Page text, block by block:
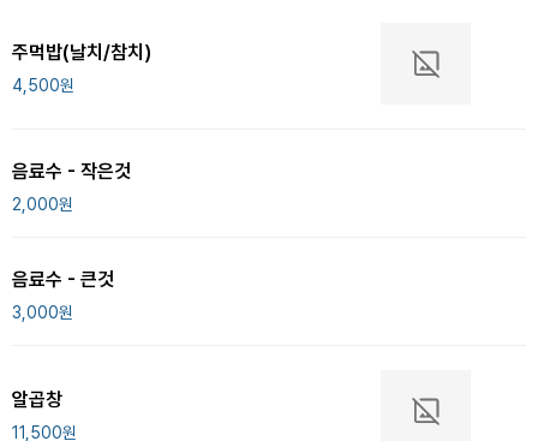
주먹밥(날치/참치)
4,500원
음료수 - 작은것
2,000원
음료수 - 큰것
3,000원
알곱창
11,500원